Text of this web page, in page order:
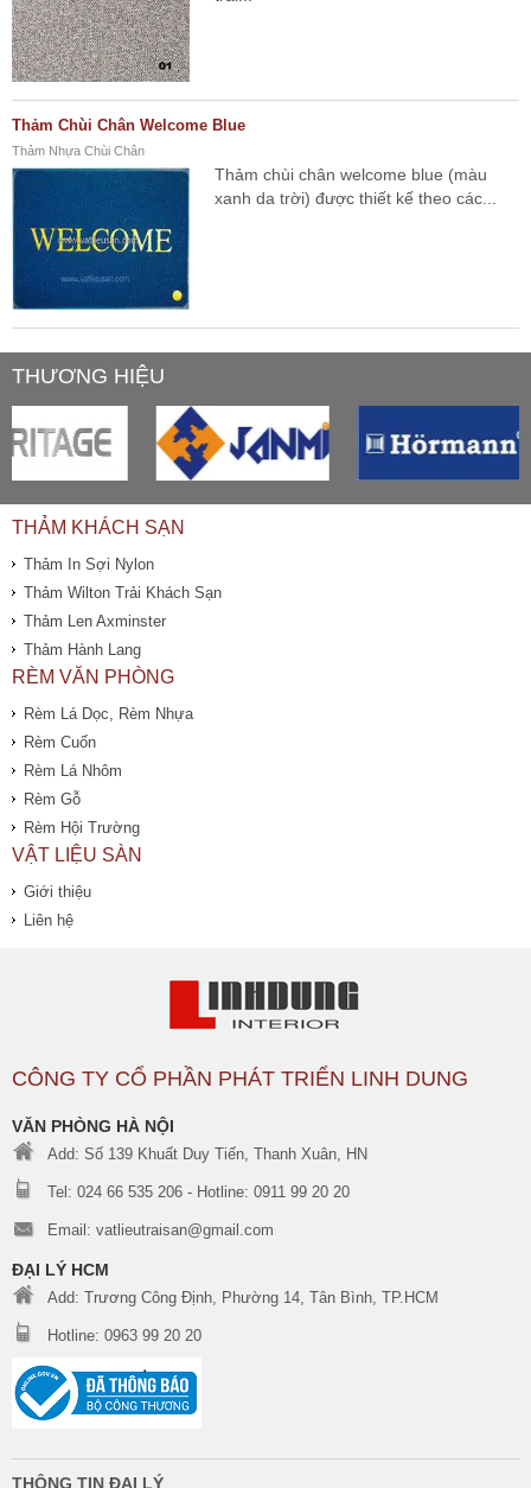
Thảm Chùi Chân Welcome Blue
Thảm Nhựa Chùi Chân
Thảm chùi chân welcome blue (màu
xanh da trời) được thiết kế theo các...
THƯƠNG HIỆU
THẢM KHÁCH SẠN
Thảm In Sợi Nylon
Thảm Wilton Trải Khách Sạn
Thảm Len Axminster
Thảm Hành Lang
RÈM VĂN PHÒNG
Rèm Lá Dọc, Rèm Nhựa
Rèm Cuốn
Rèm Lá Nhôm
Rèm Gỗ
Rèm Hội Trường
VẬT LIỆU SÀN
Giới thiệu
Liên hệ
CÔNG TY CỔ PHẦN PHÁT TRIỂN LINH DUNG
VĂN PHÒNG HÀ NỘI
Add: Số 139 Khuất Duy Tiến, Thanh Xuân, HN
Tel: 024 66 535 206 - Hotline: 0911 99 20 20
Email: vatlieutraisan@gmail.com
ĐẠI LÝ HCM
Add: Trương Công Định, Phường 14, Tân Bình, TP.HCM
Hotline: 0963 99 20 20
THÔNG TIN ĐẠI LÝ